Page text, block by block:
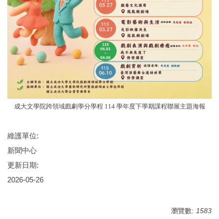
成大文學院跨領域戲劇學分學程 114 學年度下學期課程聯展主題海報
維護單位:
新聞中心
更新日期:
2026-05-26
瀏覽數: 1583